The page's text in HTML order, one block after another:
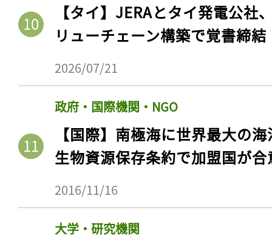
【タイ】JERAとタイ発電公社
リューチェーン構築で覚書締結
2026/07/21
政府・国際機関・NGO
【国際】南極海に世界最大の
生物資源保存条約で加盟国が合
2016/11/16
大学・研究機関